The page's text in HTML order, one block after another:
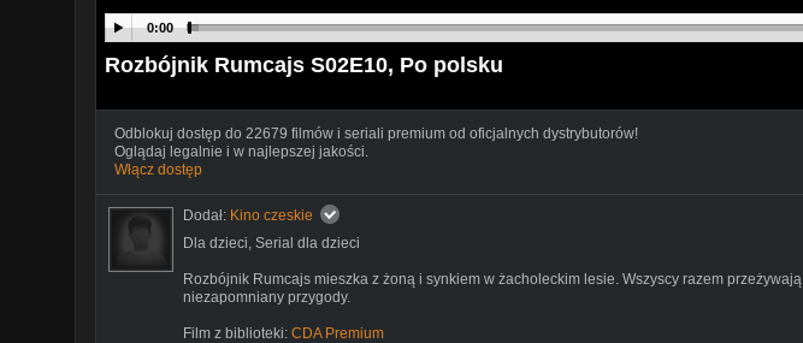
0:00
Rozbójnik Rumcajs S02E10, Po polsku
Odblokuj dostęp do 22679 filmów i seriali premium od oficjalnych dystrybutorów!
Oglądaj legalnie i w najlepszej jakości.
Włącz dostęp
Dodał: Kino czeskie
Dla dzieci, Serial dla dzieci
Rozbójnik Rumcajs mieszka z żoną i synkiem w żacholeckim lesie. Wszyscy razem przeżywają
niezapomniany przygody.
Film z biblioteki: CDA Premium